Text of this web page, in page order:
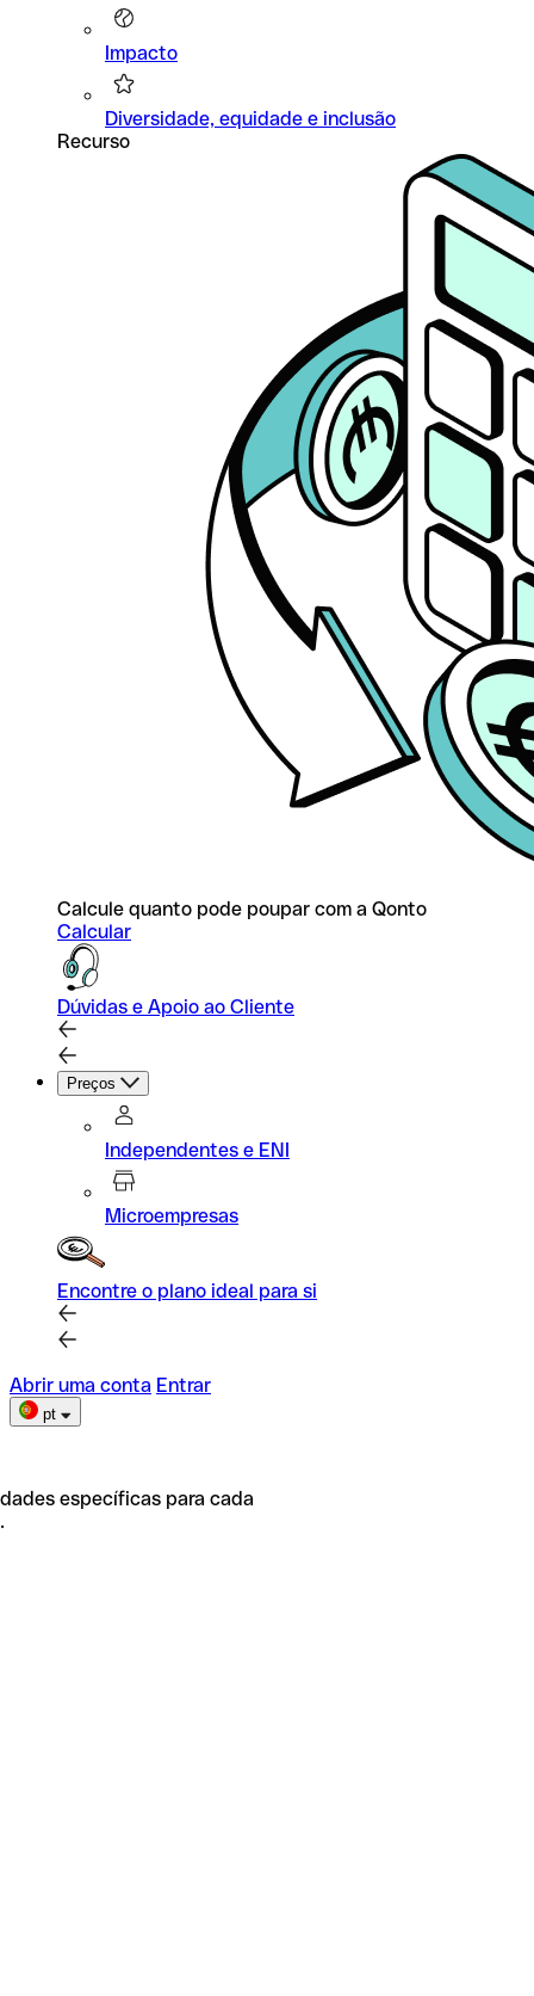
Impacto
Diversidade, equidade e inclusão
Recurso
Calcule quanto pode poupar com a Qonto
Calcular
Dúvidas e Apoio ao Cliente
Preços
Independentes e ENI
Microempresas
Encontre o plano ideal para si
Abrir uma conta Entrar
pt
específicas para cada